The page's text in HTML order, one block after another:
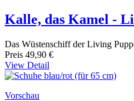
Kalle, das Kamel -
Das Wüstenschiff der Living
Preis 49,90 €
View Detail
Vorschau